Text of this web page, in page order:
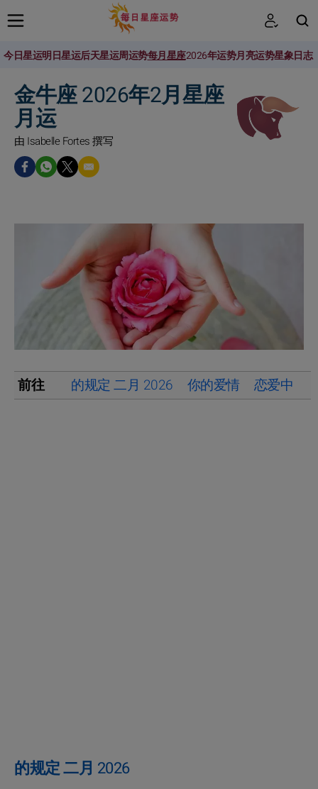
今日星运明日星运后天星运周运势每月星座2026年运势月亮运势星象日志
金牛座 2026年2月星座
月运
由 Isabelle Fortes 撰写
前往 的规定 二月 2026 你的爱情 恋爱中
的规定 二月 2026